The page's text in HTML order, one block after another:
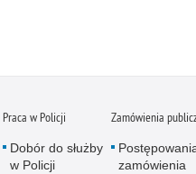
Praca w Policji
Dobór do służby
w Policji
Zamówienia
zamówienia